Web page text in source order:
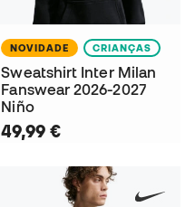
NOVIDADE CRIANÇAS
Sweatshirt Inter Milan
Fanswear 2026-2027
Niño
49,99 €